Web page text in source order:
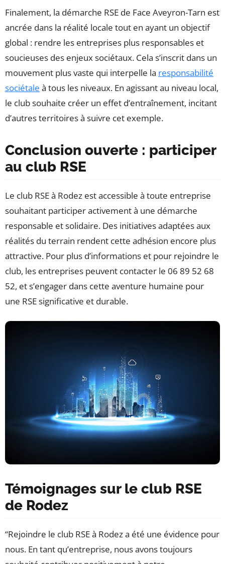
Finalement, la démarche RSE de Face Aveyron-Tarn est
ancrée dans la réalité locale tout en ayant un objectif
global : rendre les entreprises plus responsables et
soucieuses des enjeux sociétaux. Cela s’inscrit dans un
mouvement plus vaste qui interpelle la responsabilité
sociétale à tous les niveaux. En agissant au niveau local,
le club souhaite créer un effet d’entraînement, incitant
d’autres territoires à suivre cet exemple.
Conclusion ouverte : participer
au club RSE
Le club RSE à Rodez est accessible à toute entreprise
souhaitant participer activement à une démarche
responsable et solidaire. Des initiatives adaptées aux
réalités du terrain rendent cette adhésion encore plus
attractive. Pour plus d’informations et pour rejoindre le
club, les entreprises peuvent contacter le 06 89 52 68
52, et s’engager dans cette aventure humaine pour
une RSE significative et durable.
Témoignages sur le club RSE
de Rodez
“Rejoindre le club RSE à Rodez a été une évidence pour
nous. En tant qu’entreprise, nous avons toujours